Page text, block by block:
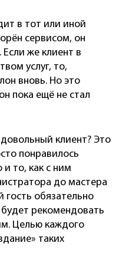
в тот или иной
сервисом, он
Если же клиент в
услуг, то,
вновь. Но это
пока ещё не стал
клиент? Это
понравилось
и то, как с ним
до мастера
гость обязательно
рекомендовать
Целью каждого
таких